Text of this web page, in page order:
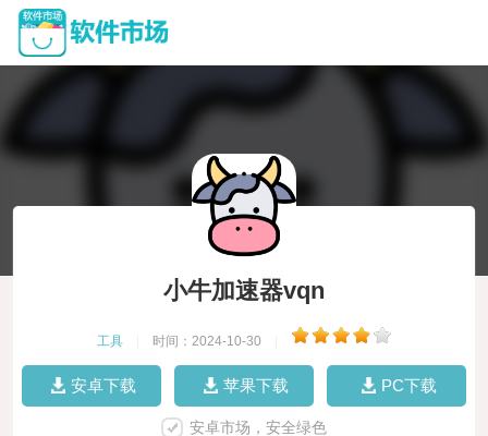
小牛加速器vqn
工具 时间：2024-10-30
安卓下载 苹果下载 PC下载
安卓市场，安全绿色